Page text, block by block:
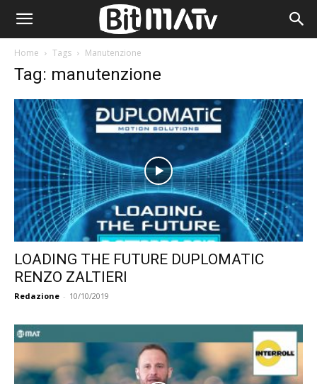
Home Tags Manutenzione
Tag: manutenzione
LOADING THE FUTURE DUPLOMATIC
RENZO ZALTIERI
Redazione - 10/10/2019